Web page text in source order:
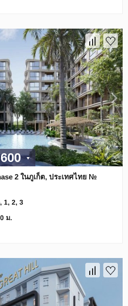
2 ในภูเก็ต, ประเทศไทย №
1, 2, 3
ม.